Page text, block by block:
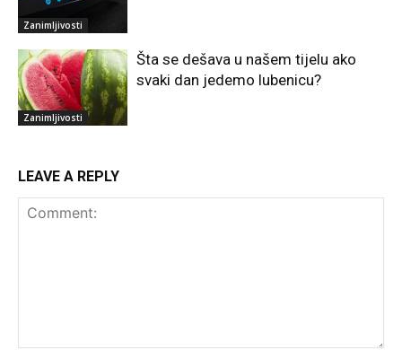
Zanimljivosti
Zanimljivosti
Šta se dešava u našem tijelu ako
svaki dan jedemo lubenicu?
LEAVE A REPLY